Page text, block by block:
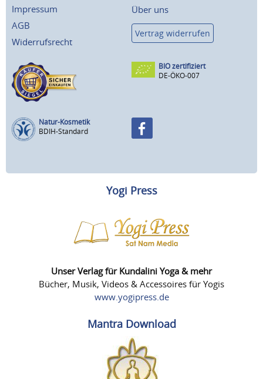
Impressum
AGB
Widerrufsrecht
Über uns
Vertrag widerrufen
BIO zertifiziert
DE-ÖKO-007
Natur-Kosmetik
BDIH-Standard
Yogi Press
Unser Verlag für Kundalini Yoga & mehr
Bücher, Musik, Videos & Accessoires für Yogis
www.yogipress.de
Mantra Download